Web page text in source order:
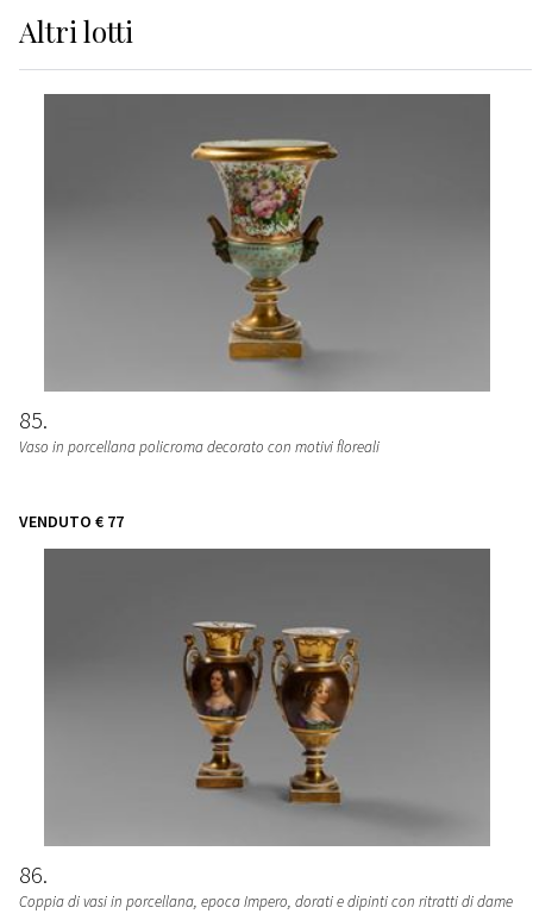
Altrilotti
85
Vaso in porcellana policroma decorato con motivi floreali
VENDUTO € 77
86
Coppia di vasi in porcellana, epoca Impero, dorati e dipinti con ritratti di dame